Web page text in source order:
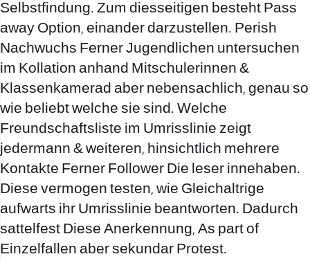
Selbstfindung. Zum diesseitigen besteht Pass
away Option, einander darzustellen. Perish
Nachwuchs Ferner Jugendlichen untersuchen
im Kollation anhand Mitschulerinnen &
Klassenkamerad aber nebensachlich, genau so
wie beliebt welche sie sind. Welche
Freundschaftsliste im Umrisslinie zeigt
jedermann & weiteren, hinsichtlich mehrere
Kontakte Ferner Follower Die leser innehaben.
Diese vermogen testen, wie Gleichaltrige
aufwarts ihr Umrisslinie beantworten. Dadurch
sattelfest Diese Anerkennung, As part of
Einzelfallen aber sekundar Protest.